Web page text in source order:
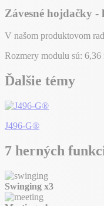
Závesné hojdačky -
V našom produktovom
Rozmery modulu sú:
Ďalšie témy
J496-G®
7 herných
Swinging x3